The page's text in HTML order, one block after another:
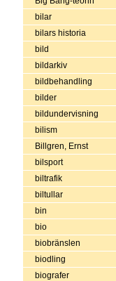
bilar
bilars historia
bild
bildarkiv
bildbehandling
bilder
bildundervisning
bilism
Billgren, Ernst
bilsport
biltrafik
biltullar
bin
bio
biobränslen
biodling
biografer